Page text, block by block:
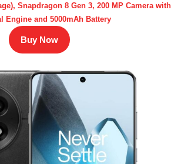
Snapdragon 8 Gen 3, 200 MP Camera with
Engine and 5000mAh Battery
Buy Now